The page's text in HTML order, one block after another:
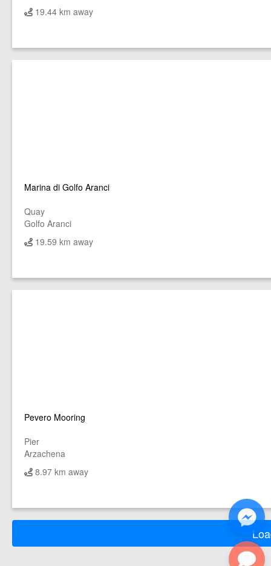
19.44 km away
Marina di Golfo Aranci
Quay
Golfo Aranci
19.59 km away
Pevero Mooring
Pier
Arzachena
8.97 km away